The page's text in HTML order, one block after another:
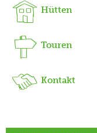
Hütten
Touren
Kontakt